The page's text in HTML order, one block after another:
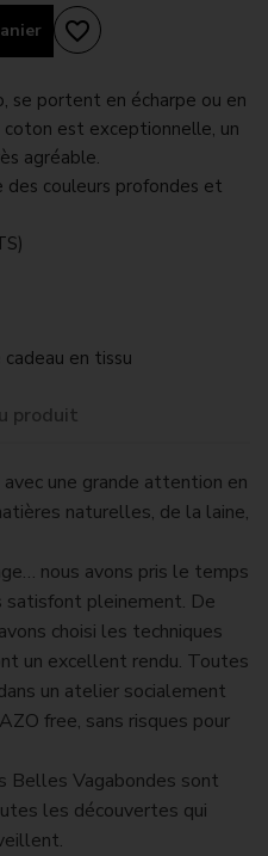
favorite_border
se portent en écharpe ou en
est exceptionnelle, un
agréable.
des couleurs profondes et
en tissu
produit
une grande attention en
naturelles, de la laine,
nous avons pris le temps
satisfont pleinement. De
choisi les techniques
un excellent rendu. Toutes
un atelier socialement
free, sans risques pour
Belles Vagabondes sont
les découvertes qui